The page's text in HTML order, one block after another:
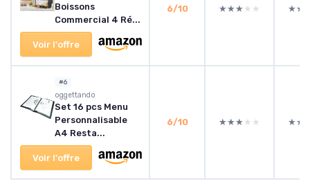
Boissons
Commercial 4 Ré...
Voir l'offre
6/10 ★★★★★
★★★★★
#6
‎oggettando
Set 16 pcs Menu
Personnalisable
A4 Resta...
Voir l'offre
6/10 ★★★★★
★★★★★